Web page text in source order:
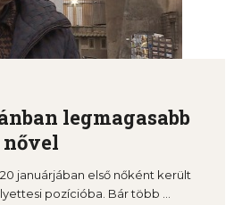
legmagasabb
januárjában első nőként került
pozícióba. Bár több ...